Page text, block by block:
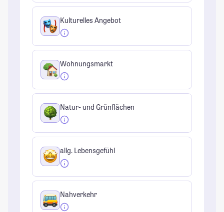
Kulturelles Angebot
Wohnungsmarkt
Natur- und Grünflächen
allg. Lebensgefühl
Nahverkehr